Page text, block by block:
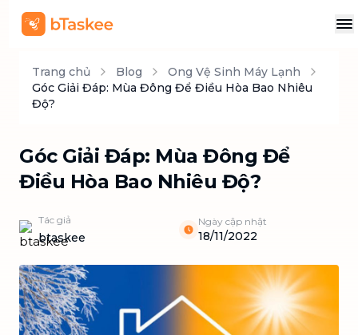
Trang chủ Blog
Ong Vệ Sinh Máy Lạnh
Góc Giải Đáp: Mùa Đông Để Điều Hòa Bao Nhiêu
Độ?
Góc Giải Đáp: Mùa Đông Để
Điều Hòa Bao Nhiêu Độ?
Tác giả
btaskee
Ngày cập nhật
18/11/2022